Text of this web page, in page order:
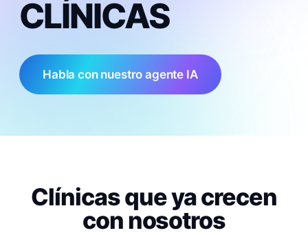
CLÍNICAS
Habla con nuestro agente IA
Clínicas que ya crecen
con nosotros